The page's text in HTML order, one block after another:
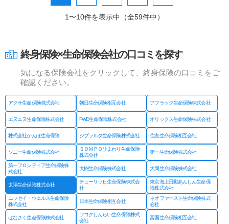
1〜10件を表示中（全59件中）
終身保険×生命保険会社の口コミを探す
気になる保険会社をクリックして、終身保険の口コミをご
確認ください。
アクサ生命保険株式会社 朝日生命保険相互会社 アフラック生命保険株式会社
エヌエヌ生命保険株式会社 FWD生命保険株式会社 オリックス生命保険株式会社
株式会社かんぽ生命保険 ジブラルタ生命保険株式会社 住友生命保険相互会社
ソニー生命保険株式会社
ＳＯＭＰＯひまわり生命保険
株式会社
第一生命保険株式会社
第一フロンティア生命保険株
式会社
大樹生命保険株式会社 大同生命保険株式会社
太陽生命保険株式会社
チューリッヒ生命保険株式会
社
東京海上日動あんしん生命保
険株式会社
ニッセイ・ウェルス生命保険
株式会社
日本生命保険相互会社
ネオファースト生命保険株式
会社
はなさく生命保険株式会社
フコクしんらい生命保険株式
会社
富国生命保険相互会社